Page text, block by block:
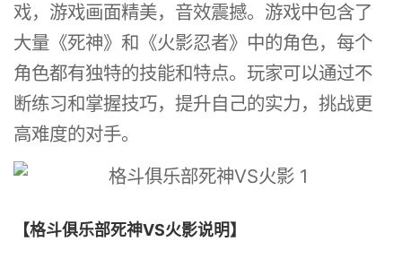
戏，游戏画面精美，音效震撼。游戏中包含了
大量《死神》和《火影忍者》中的角色，每个
角色都有独特的技能和特点。玩家可以通过不
断练习和掌握技巧，提升自己的实力，挑战更
高难度的对手。
【格斗俱乐部死神VS火影说明】